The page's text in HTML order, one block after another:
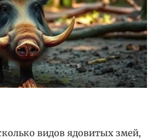
видов ядовитых змей,